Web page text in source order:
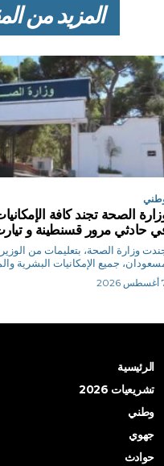
المزيد من
الصحة تجند كافة
حادثي مرور قسنطينة و
وزارة الصحة، بتعليمات من
جميع الإمكانيات البشرية
الرئيسية
تشريعيات 2026
وطني
جهوي
حوادث